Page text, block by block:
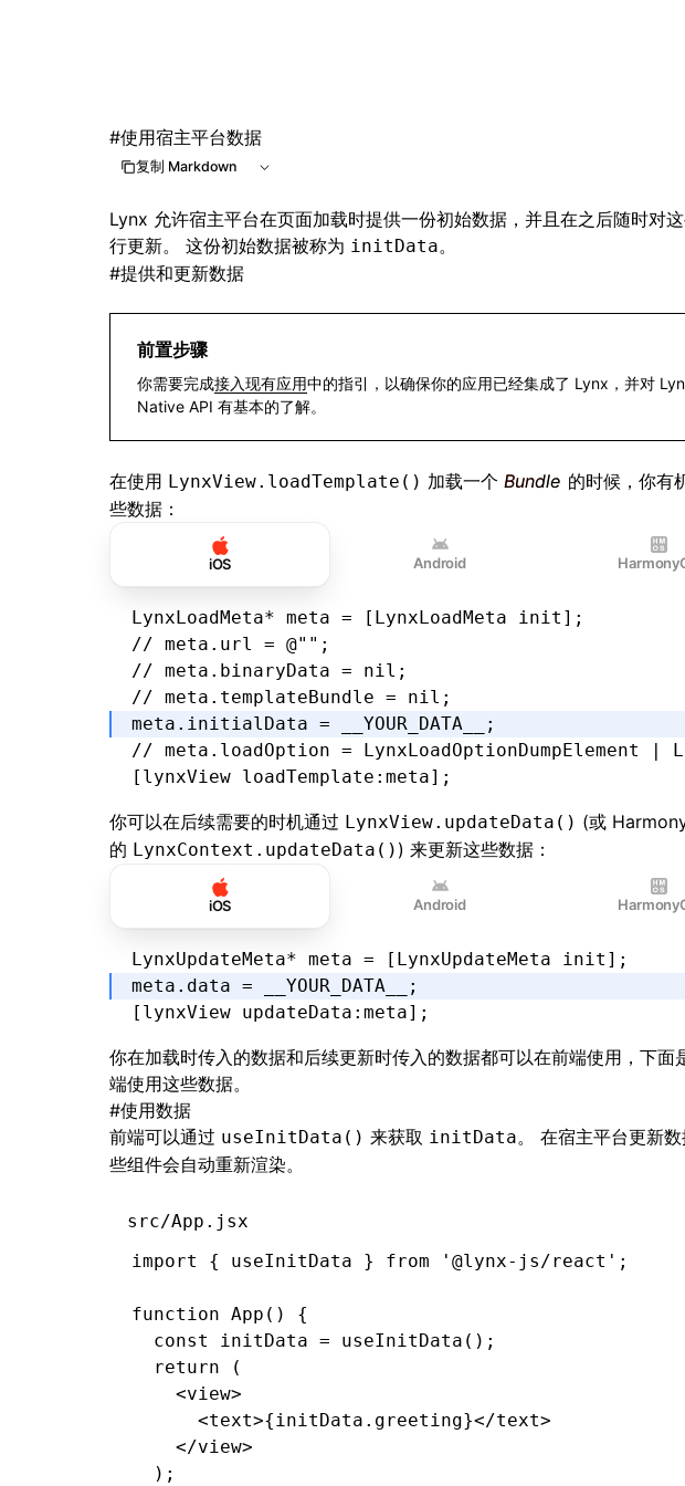
index is available at /next/zh/llms.txt, the full documentation bundle is
#使用宿主平台数据
复制 Markdown
Lynx 允许宿主平台在页面加载时提供一份初始数据，并且在之后随时对
行更新。 这份初始数据被称为 initData。
#提供和更新数据
前置步骤
你需要完成接入现有应用中的指引，以确保你的应用已经集成了 Lynx，并对
Native API 有基本的了解。
在使用 LynxView.loadTemplate() 加载一个 Bundle 的时候，你有
些数据：
iOS Android
LynxLoadMeta* meta = [LynxLoadMeta init ];
// meta.url = @"";
// meta.binaryData = nil;
// meta.templateBundle = nil;
meta.initialData = __YOUR_DATA__;
// meta.loadOption = LynxLoadOptionDumpElement |
[lynxView loadTemplate : meta];
你可以在后续需要的时机通过 LynxView.updateData() (或
的 LynxContext.updateData() ) 来更新这些数据：
iOS Android
LynxUpdateMeta* meta = [LynxUpdateMeta init ];
meta.data = __YOUR_DATA__;
[lynxView updateData : meta];
你在加载时传入的数据和后续更新时传入的数据都可以在前端使用，下面
端使用这些数据。
#使用数据
前端可以通过 useInitData() 来获取 initData。 在宿主平台更新
些组件会自动重新渲染。
src/App.jsx
import
{ useInitData } from '@lynx-js/react' ;
function App () {
  const
initData = useInitData ();
  return
(
    <
view>
      <
text>{initData .greeting}</text>
    </
view>
  );